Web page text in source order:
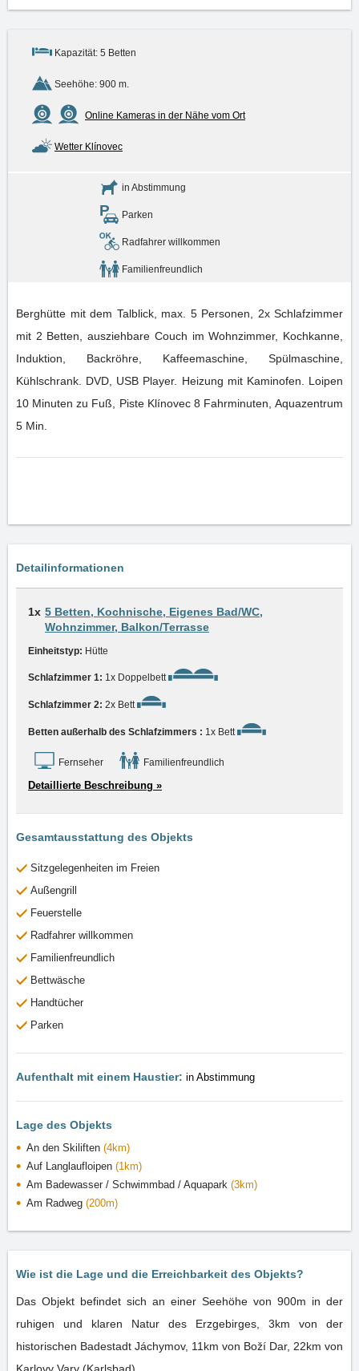
Kapazität: 5 Betten
Seehöhe: 900 m.
Online Kameras in der Nähe vom Ort
Wetter Klínovec
in Abstimmung
Parken
Radfahrer willkommen
Familienfreundlich
Berghütte mit dem Talblick, max. 5 Personen, 2x Schlafzimmer
mit 2 Betten, ausziehbare Couch im Wohnzimmer, Kochkanne,
Induktion, Backröhre, Kaffeemaschine, Spülmaschine,
Kühlschrank. DVD, USB Player. Heizung mit Kaminofen. Loipen
10 Minuten zu Fuß, Piste Klínovec 8 Fahrminuten, Aquazentrum
5 Min.
Detailinformationen
1x 5 Betten, Kochnische, Eigenes Bad/WC,
Wohnzimmer, Balkon/Terrasse
Einheitstyp: Hütte
Schlafzimmer 1: 1x Doppelbett
Schlafzimmer 2: 2x Bett
Betten außerhalb des Schlafzimmers : 1x Bett
Fernseher Familienfreundlich
Detaillierte Beschreibung »
Gesamtausstattung des Objekts
Sitzgelegenheiten im Freien
Außengrill
Feuerstelle
Radfahrer willkommen
Familienfreundlich
Bettwäsche
Handtücher
Parken
Aufenthalt mit einem Haustier: in Abstimmung
Lage des Objekts
An den Skiliften (4km)
Auf Langlaufloipen (1km)
Am Badewasser / Schwimmbad / Aquapark (3km)
Am Radweg (200m)
Wie ist die Lage und die Erreichbarkeit des Objekts?
Das Objekt befindet sich an einer Seehöhe von 900m in der
ruhigen und klaren Natur des Erzgebirges, 3km von der
historischen Badestadt Jáchymov, 11km von Boží Dar, 22km von